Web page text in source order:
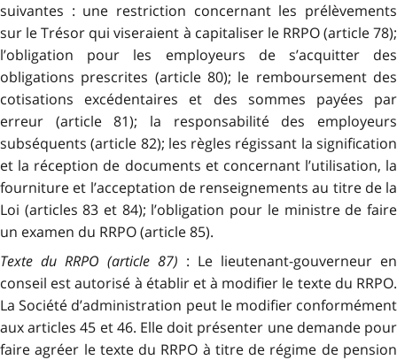
suivantes : une restriction concernant les prélèvements
sur le Trésor qui viseraient à capitaliser le RRPO (article 78);
l’obligation pour les employeurs de s’acquitter des
obligations prescrites (article 80); le remboursement des
cotisations excédentaires et des sommes payées par
erreur (article 81); la responsabilité des employeurs
subséquents (article 82); les règles régissant la signification
et la réception de documents et concernant l’utilisation, la
fourniture et l’acceptation de renseignements au titre de la
Loi (articles 83 et 84); l’obligation pour le ministre de faire
un examen du RRPO (article 85).
Texte du RRPO (article 87) : Le lieutenant-gouverneur en
conseil est autorisé à établir et à modifier le texte du RRPO.
La Société d’administration peut le modifier conformément
aux articles 45 et 46. Elle doit présenter une demande pour
faire agréer le texte du RRPO à titre de régime de pension